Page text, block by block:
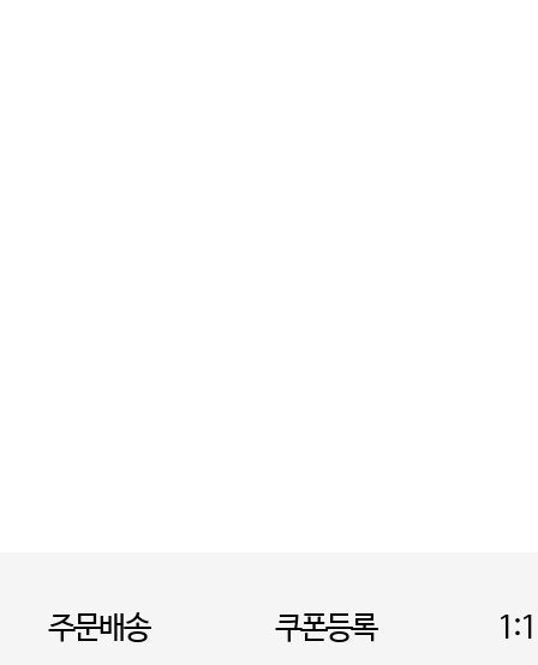
주문배송 쿠폰등록